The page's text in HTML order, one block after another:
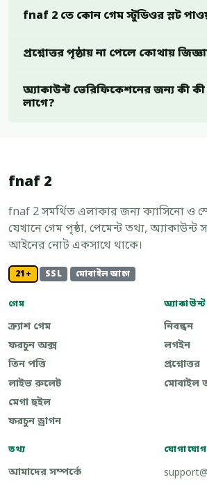
fnaf 2 তে কোন গেম স্টুডিওর স্লট
প্রশ্নোত্তর পৃষ্ঠায় না পেলে কোথায়
অ্যাকাউন্ট ভেরিফিকেশনের জন্য কী
লাগে?
fnaf 2
fnaf 2 সমর্থিত এলাকার জন্য ক্যাসিনো ও
যেখানে গেম পৃষ্ঠা, পেমেন্ট তথ্য, অ্যাকাউন্ট
আইনের নোট একসাথে থাকে।
21+ SSL মোবাইল আগে
গেম
ক্র্যাশ গেম
ফরচুন অক্স
তিন পত্তি
লাইভ রুলেট
মেগা হুইল
ফরচুন ড্রাগন
অ্যাকাউন্ট
নিবন্ধন
লগইন
প্রশ্নোত্তর
মোবাইল
তথ্য
আমাদের সম্পর্কে
যোগাযোগ